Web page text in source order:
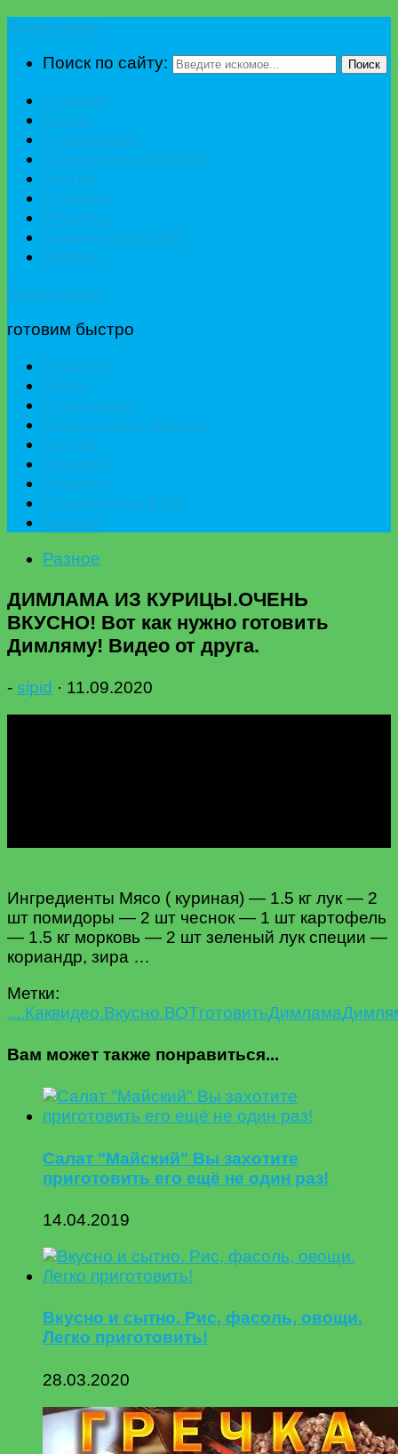
Поиск по сайту:
Поиск
готовим быстро
Разное
ДИМЛАМА ИЗ КУРИЦЫ.ОЧЕНЬ
ВКУСНО! Вот как нужно готовить
Димляму! Видео от друга.
- sipid · 11.09.2020
Ингредиенты Мясо ( куриная) — 1.5 кг лук — 2
шт помидоры — 2 шт чеснок — 1 шт картофель
— 1.5 кг морковь — 2 шт зеленый лук специи —
кориандр, зира …
Метки:
....Каквидео.Вкусно.ВОТготовитьДимлама
Вам может также понравиться...
Салат "Майский" Вы захотите
приготовить его ещё не один раз!
14.04.2019
Вкусно и сытно. Рис, фасоль, овощи.
Легко приготовить!
28.03.2020